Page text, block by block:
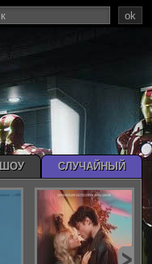
ok
ШОУ СЛУЧАЙНЫЙ